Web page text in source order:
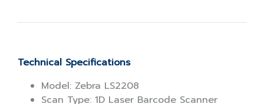
Technical Specifications
Model: Zebra LS2208
Scan Type: 1D Laser Barcode Scanner